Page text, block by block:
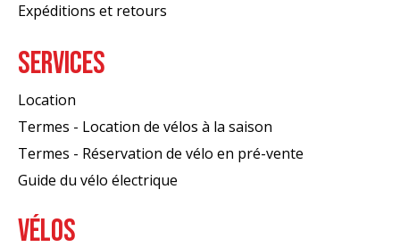
Expéditions et retours
SERVICES
Location
Termes - Location de vélos à la saison
Termes - Réservation de vélo en pré-vente
Guide du vélo électrique
VÉLOS